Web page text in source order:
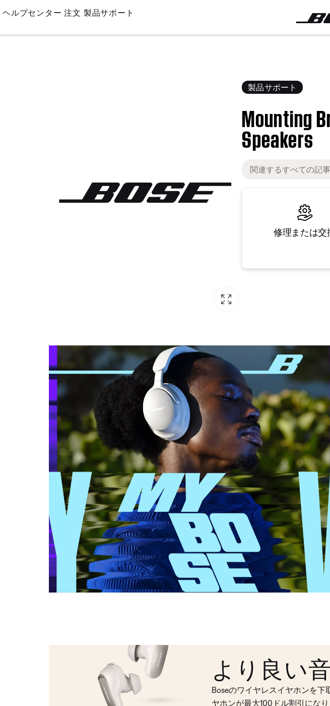
Skip
Main
ヘルプセンター 注文 製品サポート
製品サポート
Mounting
Speakers
修理または交
より良い
Boseのワイヤレスイヤホンを
ヤホンが最大100ドル割引にな